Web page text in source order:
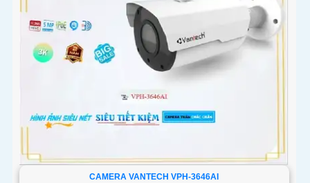
CAMERA VANTECH VPH-3646AI